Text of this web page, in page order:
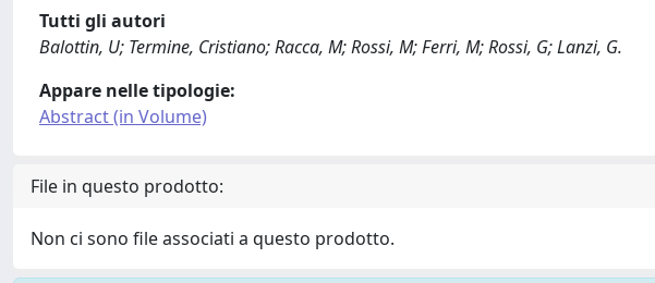
Tutti gli autori
Balottin, U; Termine, Cristiano; Racca, M; Rossi, M; Ferri, M; Rossi, G; Lanzi, G.
Appare nelle tipologie:
Abstract (in Volume)
File in questo prodotto:
Non ci sono file associati a questo prodotto.